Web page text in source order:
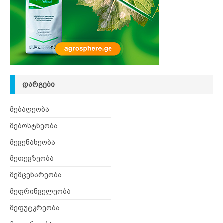
ᲓᲐᲠᲒᲔᲑᲘ
მებაღეობა
მებოსტნეობა
მევენახეობა
მეთევზეობა
მემცენარეობა
მეფრინველეობა
მეფუტკრეობა